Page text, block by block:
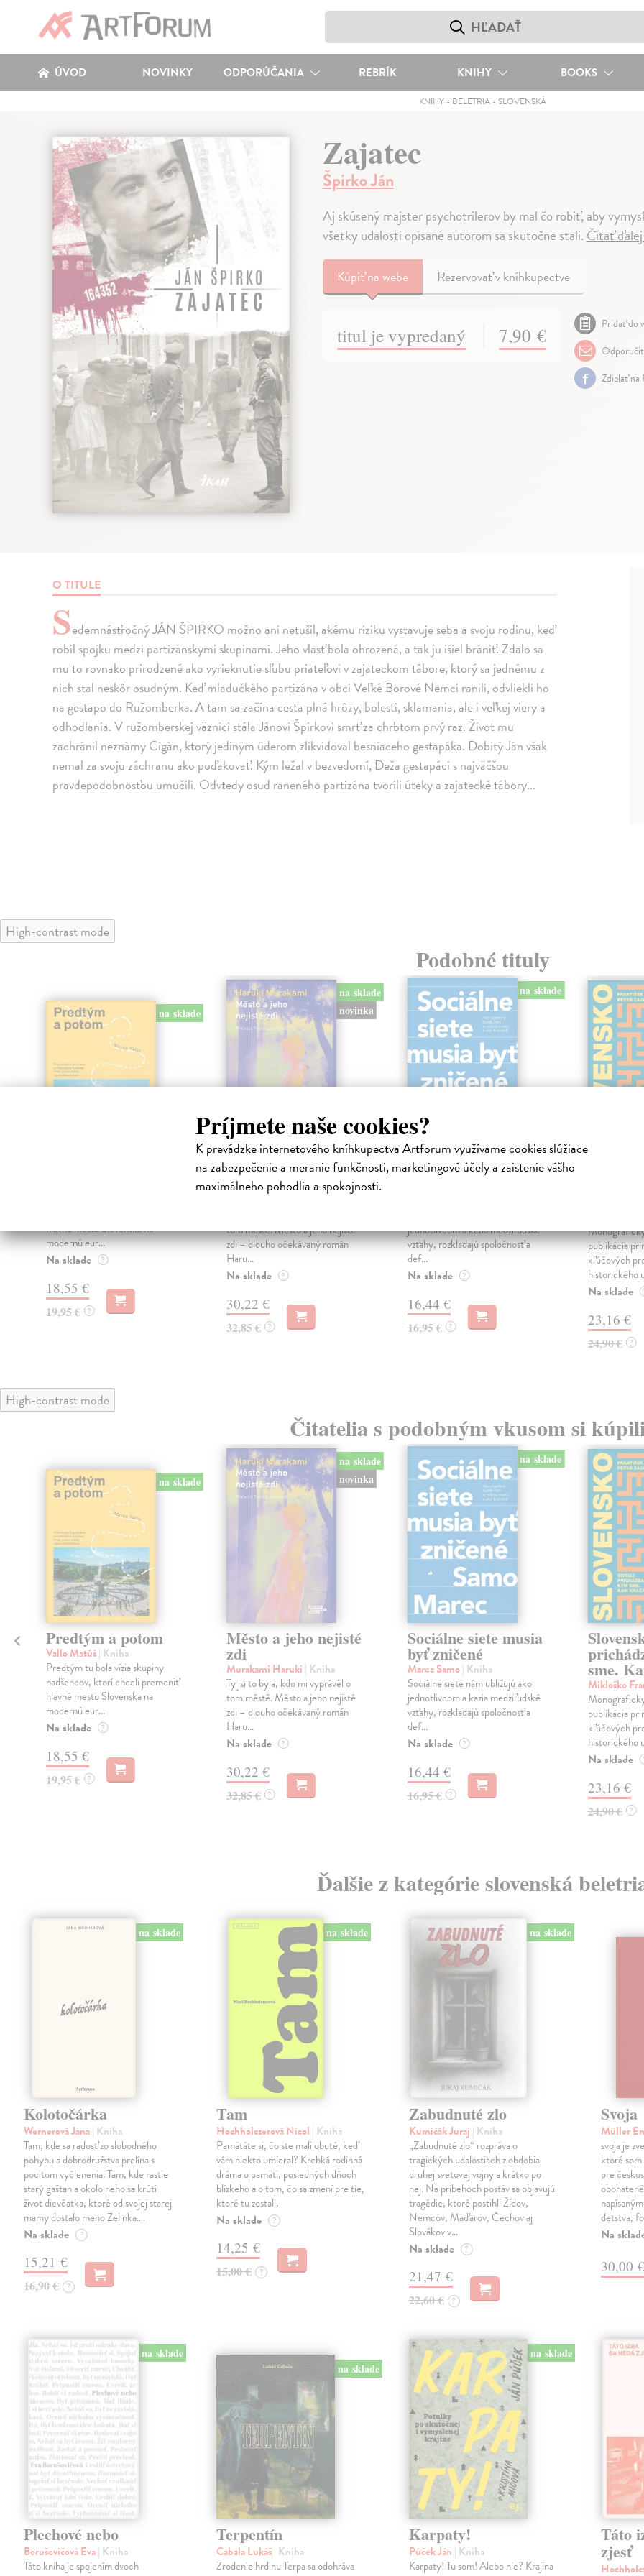
Príjmete naše cookies?
K prevádzke internetového kníhkupectva Artforum využívame cookies slúžiace
na zabezpečenie a meranie funkčnosti, marketingové účely a zaistenie vášho
maximálneho pohodlia a spokojnosti.
ÚVOD NOVINKY ODPORÚČANIA REBRÍK KNIHY BOOKS
KNIHY - BELETRIA - SLOVENSKÁ
Zajatec
Špirko Ján
Aj skúsený majster psychotrilerov by mal čo robiť, aby
všetky udalosti opísané autorom sa skutočne stali.Čítať
Kúpiťna webe Rezervovať v kníhkupectve
titul je vypredaný 7,90 €
Pridať do
Zdielať na
O TITULE
Sedemnásťročný JÁN ŠPIRKO možno ani netušil, akému riziku vystavuje seba a svoju rodinu, keď
robil spojku medzi partizánskymi skupinami. Jeho vlasť bola ohrozená, a tak ju išiel brániť. Zdalo sa
mu to rovnako prirodzené ako vyrieknutie sľubu priateľovi v zajateckom tábore, ktorý sa jednému z
nich stal neskôr osudným. Keď mladučkého partizána v obci Veľké Borové Nemci ranili, odvliekli ho
na gestapo do Ružomberka. A tam sa začína cesta plná hrôzy, bolesti, sklamania, ale i veľkej viery a
odhodlania. V ružomberskej väznici stála Jánovi Špirkovi smrť za chrbtom prvý raz. Život mu
zachránil neznámy Cigán, ktorý jediným úderom zlikvidoval besniaceho gestapáka. Dobitý Ján však
nemal za svoju záchranu ako poďakovať. Kým ležal v bezvedomí, Deža gestapáci s najväčšou
pravdepodobnosťou umučili. Odvtedy osud raneného partizána tvorili úteky a zajatecké tábory...
High-contrast mode
Podobné tituly
na sklade
hlavné mesto Slovenska na
modernú eur...
Na sklade ?
18,55 €
19,95 € ?
na sklade
novinka
Město a jeho nejisté
zdi
tom městě. Město a jeho nejisté
zdi – dlouho očekávaný román
Haru...
Na sklade ?
30,22 €
32,85 € ?
na sklade
Sociálne siete musia
jednotlivcom a kazia medziľudské
vzťahy, rozkladajú spoločnosť a
def...
Na sklade ?
16,44 €
16,95 € ?
sme.
publikácia
kľúčových
historického
Na sklade
23,16 €
24,90 € ?
High-contrast mode
Čitatelia s podobným vkusom si
na sklade
Predtým a potom
Vallo Matúš| Kniha
Predtým tu bola vízia skupiny
nadšencov, ktorí chceli premeniť
hlavné mesto Slovenska na
modernú eur...
Na sklade ?
18,55 €
19,95 € ?
na sklade
novinka
Město a jeho nejisté
zdi
Murakami Haruki | Kniha
Ty jsi to byla, kdo mi vyprávěl o
tom městě. Město a jeho nejisté
zdi – dlouho očekávaný román
Haru...
Na sklade ?
30,22 €
32,85 € ?
na sklade
Sociálne siete musia
byť zničené
Marec Samo| Kniha
Sociálne siete nám ubližujú ako
jednotlivcom a kazia medziľudské
vzťahy, rozkladajú spoločnosť a
def...
Na sklade ?
16,44 €
16,95 € ?
sme.
Mikloško
publikácia
kľúčových
historického
Na sklade
23,16 €
24,90 € ?
Ďalšie z kategórie slovenská
na sklade
Kolotočárka
Wernerová Jana| Kniha
Tam, kde sa radosť zo slobodného
pohybu a dobrodružstva prelína s
pocitom vyčlenenia. Tam, kde rastie
starý gaštan a okolo neho sa krúti
život dievčatka, ktoré od svojej starej
mamy dostalo meno Zelinka.…
Na sklade ?
15,21 €
16,90 € ?
na sklade
Tam
Hochholczerová Nicol | Kniha
Pamätáte si, čo ste mali obuté, keď
vám niekto umieral? Krehká rodinná
dráma o pamäti, posledných dňoch
blízkeho a o tom, čo sa zmení pre tie,
ktoré tu zostali.
Na sklade ?
14,25 €
15,00 € ?
na sklade
Zabudnuté zlo
Kumičák Juraj | Kniha
„Zabudnuté zlo“ rozpráva o
tragických udalostiach z obdobia
druhej svetovej vojny a krátko po
nej. Na príbehoch postáv sa objavujú
tragédie, ktoré postihli Židov,
Nemcov, Maďarov, Čechov aj
Slovákov v…
Na sklade ?
21,47 €
22,60 € ?
Svoja
Müller
svoja je
ktoré
pre
detstva,
Na
30,00 €
na sklade
Plechové nebo
Borušovičová Eva| Kniha
Táto kniha je spojením dvoch
na sklade
Terpentín
Cabala Lukáš| Kniha
Zrodenie hrdinu Terpa sa odohráva
na sklade
Karpaty!
Púček Ján | Kniha
Karpaty! Tu som! Alebo nie? Krajina
Táto
zjesť